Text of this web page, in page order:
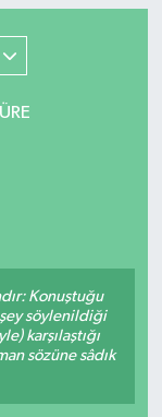
Konuştuğu
söylenildiği
karşılaştığı
sözüne sâdık